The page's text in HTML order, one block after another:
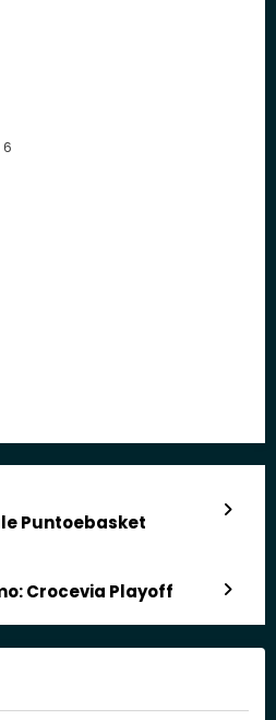
Puntoebasket
Crocevia Playoff